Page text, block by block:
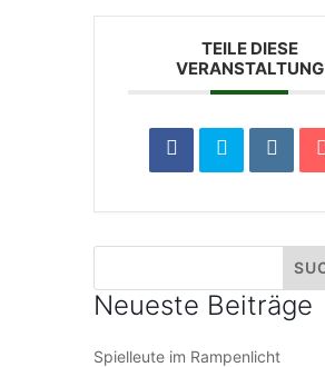
TEILE DIESE
VERANSTALTUNG
Neueste Beiträge
Spielleute im Rampenlicht